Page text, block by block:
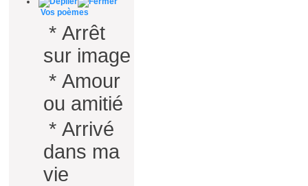
Vos poèmes
* Arrêt
sur image
* Amour
ou amitié
* Arrivé
dans ma
vie